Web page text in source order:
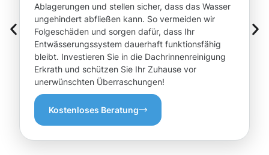
Ablagerungen und stellen sicher, dass das Wasser
ungehindert abfließen kann. So vermeiden wir
Folgeschäden und sorgen dafür, dass Ihr
Entwässerungssystem dauerhaft funktionsfähig
bleibt. Investieren Sie in die Dachrinnenreinigung
Erkrath und schützen Sie Ihr Zuhause vor
unerwünschten Überraschungen!
Kostenloses Beratung